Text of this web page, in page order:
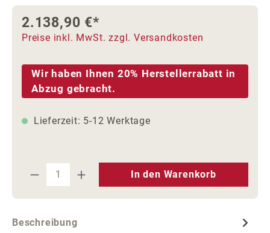
2.138,90 €*
Preise inkl. MwSt. zzgl. Versandkosten
Wir haben Ihnen 20% Herstellerrabatt in
Abzug gebracht.
Lieferzeit: 5-12 Werktage
Produkt Anzahl: Gib den
In den Warenkorb
Beschreibung